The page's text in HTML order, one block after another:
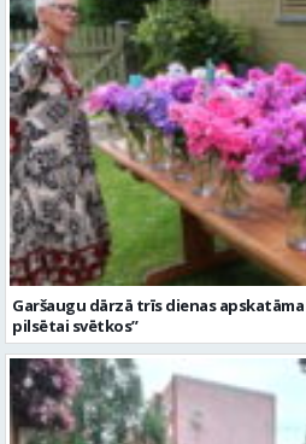
Garšaugu dārzā trīs dienas
pilsētai svētkos”